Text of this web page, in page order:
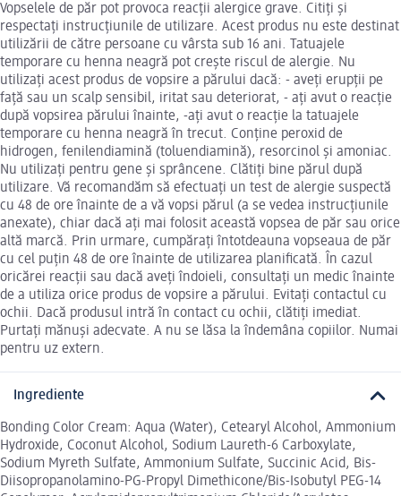
Vopselele de păr pot provoca reacții alergice grave. Citiți și
respectați instrucțiunile de utilizare. Acest produs nu este destinat
utilizării de către persoane cu vârsta sub 16 ani. Tatuajele
temporare cu henna neagră pot crește riscul de alergie. Nu
utilizați acest produs de vopsire a părului dacă: - aveți erupții pe
față sau un scalp sensibil, iritat sau deteriorat, - ați avut o reacție
după vopsirea părului înainte, -ați avut o reacție la tatuajele
temporare cu henna neagră în trecut. Conține peroxid de
hidrogen, fenilendiamină (toluendiamină), resorcinol și amoniac.
Nu utilizați pentru gene și sprâncene. Clătiți bine părul după
utilizare. Vă recomandăm să efectuați un test de alergie suspectă
cu 48 de ore înainte de a vă vopsi părul (a se vedea instrucțiunile
anexate), chiar dacă ați mai folosit această vopsea de păr sau orice
altă marcă. Prin urmare, cumpărați întotdeauna vopseaua de păr
cu cel puțin 48 de ore înainte de utilizarea planificată. În cazul
oricărei reacții sau dacă aveți îndoieli, consultați un medic înainte
de a utiliza orice produs de vopsire a părului. Evitați contactul cu
ochii. Dacă produsul intră în contact cu ochii, clătiți imediat.
Purtați mănuși adecvate. A nu se lăsa la îndemâna copiilor. Numai
pentru uz extern.
Ingrediente
Bonding Color Cream: Aqua (Water), Cetearyl Alcohol, Ammonium
Hydroxide, Coconut Alcohol, Sodium Laureth-6 Carboxylate,
Sodium Myreth Sulfate, Ammonium Sulfate, Succinic Acid, Bis-
Diisopropanolamino-PG-Propyl Dimethicone/Bis-Isobutyl PEG-14